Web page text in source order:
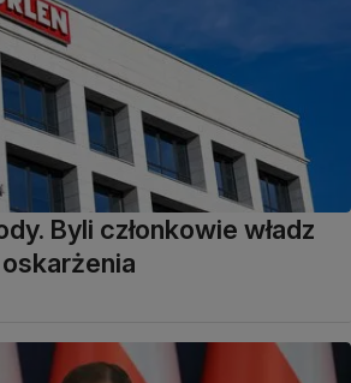
Byli członkowie władz